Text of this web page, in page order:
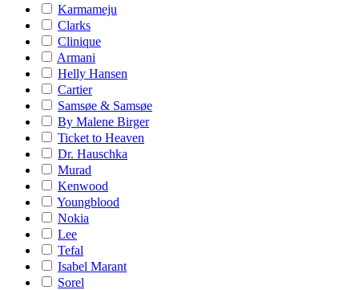
Karmameju
Clarks
Clinique
Armani
Helly Hansen
Cartier
Samsøe & Samsøe
By Malene Birger
Ticket to Heaven
Dr. Hauschka
Murad
Kenwood
Youngblood
Nokia
Lee
Tefal
Isabel Marant
Sorel